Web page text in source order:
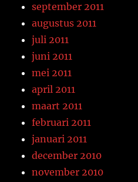
september 2011
augustus 2011
juli 2011
juni 2011
mei 2011
april 2011
maart 2011
februari 2011
januari 2011
december 2010
november 2010